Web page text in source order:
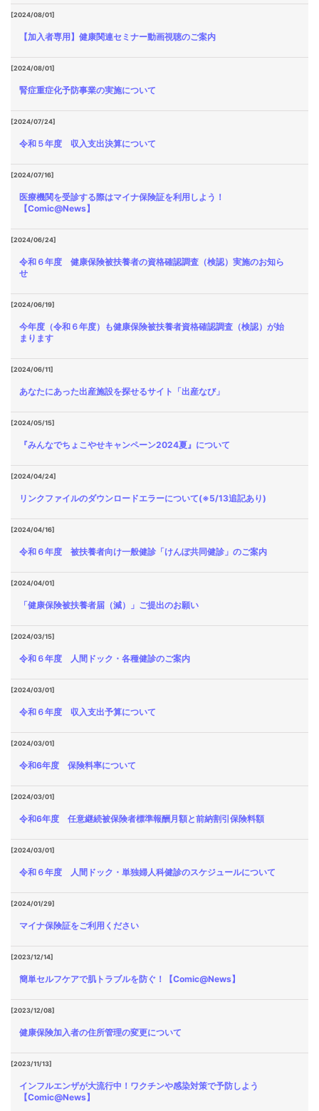
[2024/08/01]
【加入者専用】健康関連セミナー動画視聴のご案内
[2024/08/01]
腎症重症化予防事業の実施について
[2024/07/24]
令和５年度 収入支出決算について
[2024/07/16]
医療機関を受診する際はマイナ保険証を利用しよう！
【Comic@News】
[2024/06/24]
令和６年度 健康保険被扶養者の資格確認調査（検認）実施のお知ら
せ
[2024/06/19]
今年度（令和６年度）も健康保険被扶養者資格確認調査（検認）が始
まります
[2024/06/11]
あなたにあった出産施設を探せるサイト「出産なび」
[2024/05/15]
『みんなでちょこやせキャンペーン2024夏』について
[2024/04/24]
リンクファイルのダウンロードエラーについて(※5/13追記あり)
[2024/04/16]
令和６年度 被扶養者向け一般健診「けんぽ共同健診」のご案内
[2024/04/01]
「健康保険被扶養者届（減）」ご提出のお願い
[2024/03/15]
令和６年度 人間ドック・各種健診のご案内
[2024/03/01]
令和６年度 収入支出予算について
[2024/03/01]
令和6年度 保険料率について
[2024/03/01]
令和6年度 任意継続被保険者標準報酬月額と前納割引保険料額
[2024/03/01]
令和６年度 人間ドック・単独婦人科健診のスケジュールについて
[2024/01/29]
マイナ保険証をご利用ください
[2023/12/14]
簡単セルフケアで肌トラブルを防ぐ！【Comic@News】
[2023/12/08]
健康保険加入者の住所管理の変更について
[2023/11/13]
インフルエンザが大流行中！ワクチンや感染対策で予防しよう
【Comic@News】